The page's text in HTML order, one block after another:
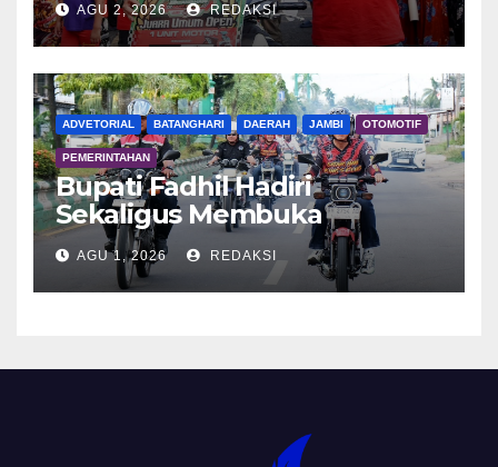
AGU 2, 2026 REDAKSI
ADVETORIAL BATANGHARI DAERAH JAMBI OTOMOTIF
PEMERINTAHAN
Bupati Fadhil Hadiri
Sekaligus Membuka
Kegiatan Batanghari King
Club
AGU 1, 2026 REDAKSI